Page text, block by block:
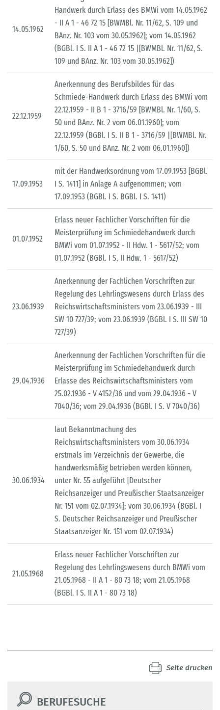
14.05.1962
Handwerk durch Erlass des BMWi vom 14.05.1962
- II A 1 - 46 72 15 [BWMBl. Nr. 11/62, S. 109 und
BAnz. Nr. 103 vom 30.05.1962]; vom 14.05.1962
(BGBl. I S. II A 1 - 46 72 15 |[BWMBl. Nr. 11/62, S.
109 und BAnz. Nr. 103 vom 30.05.1962])
22.12.1959
Anerkennung des Berufsbildes für das
Schmiede-Handwerk durch Erlass des BMWi vom
22.12.1959 - II B 1 - 3716/59 [BWMBl. Nr. 1/60, S.
50 und BAnz. Nr. 2 vom 06.01.1960]; vom
22.12.1959 (BGBl. I S. II B 1 - 3716/59 |[BWMBl. Nr.
1/60, S. 50 und BAnz. Nr. 2 vom 06.01.1960])
17.09.1953
mit der Handwerksordnung vom 17.09.1953 [BGBl.
I S. 1411] in Anlage A aufgenommen; vom
17.09.1953 (BGBl. I S. BGBl. I S. 1411)
01.07.1952
Erlass neuer Fachlicher Vorschriften für die
Meisterprüfung im Schmiedehandwerk durch
BMWi vom 01.07.1952 - II Hdw. 1 - 5617/52; vom
01.07.1952 (BGBl. I S. II Hdw. 1 - 5617/52)
23.06.1939
Anerkennung der Fachlichen Vorschriften zur
Regelung des Lehrlingswesens durch Erlass des
Reichswirtschaftsministers vom 23.06.1939 - III
SW 10 727/39; vom 23.06.1939 (BGBl. I S. III SW 10
727/39)
29.04.1936
Anerkennung der Fachlichen Vorschriften für die
Meisterprüfung im Schmiedehandwerk durch
Erlasse des Reichswirtschaftsministers vom
25.02.1936 - V 4152/36 und vom 29.04.1936 - V
7040/36; vom 29.04.1936 (BGBl. I S. V 7040/36)
30.06.1934
laut Bekanntmachung des
Reichswirtschaftsministers vom 30.06.1934
erstmals im Verzeichnis der Gewerbe, die
handwerksmäßig betrieben werden können,
unter Nr. 55 aufgeführt [Deutscher
Reichsanzeiger und Preußischer Staatsanzeiger
Nr. 151 vom 02.07.1934]; vom 30.06.1934 (BGBl. I
S. Deutscher Reichsanzeiger und Preußischer
Staatsanzeiger Nr. 151 vom 02.07.1934)
21.05.1968
Erlass neuer Fachlicher Vorschriften zur
Regelung des Lehrlingswesens durch BMWi vom
21.05.1968 - II A 1 - 80 73 18; vom 21.05.1968
(BGBl. I S. II A 1 - 80 73 18)
Seite drucken
BERUFESUCHE